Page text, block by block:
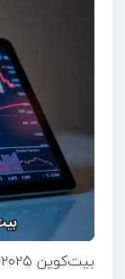
بیت‌کوین ۲۰۲۵؛ سناریوهای قیمت